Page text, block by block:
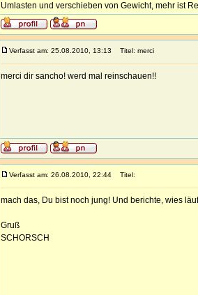
Umlasten und verschieben von Gewicht, mehr ist
Verfasst am: 25.08.2010, 13:13 Titel: merci
merci dir sancho! werd mal reinschauen!!
Verfasst am: 26.08.2010, 22:44 Titel:
mach das, Du bist noch jung! Und berichte, wies
Gruß
SCHORSCH